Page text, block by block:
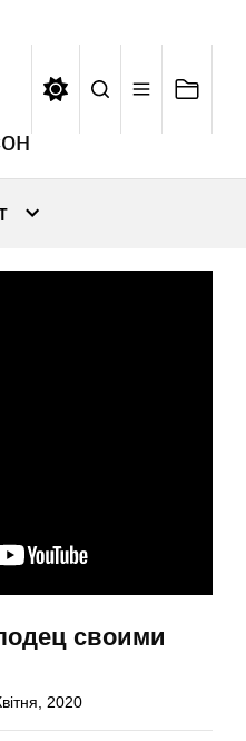
своими
2020